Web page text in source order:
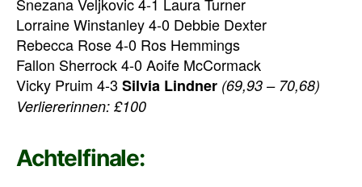
Snezana Veljkovic 4-1 Laura Turner
Lorraine Winstanley 4-0 Debbie Dexter
Rebecca Rose 4-0 Ros Hemmings
Fallon Sherrock 4-0 Aoife McCormack
Vicky Pruim 4-3 Silvia Lindner (69,93 – 70,68)
Verliererinnen: £100
Achtelfinale: